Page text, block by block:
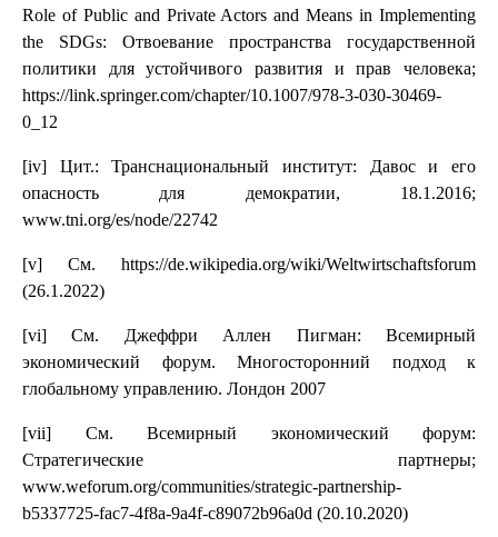
Role of Public and Private Actors and Means in Implementing
the SDGs: Отвоевание пространства государственной
политики для устойчивого развития и прав человека;
https://link.springer.com/chapter/10.1007/978-3-030-30469-
0_12
[iv] Цит.: Транснациональный институт: Давос и его
опасность для демократии, 18.1.2016;
www.tni.org/es/node/22742
[v] См. https://de.wikipedia.org/wiki/Weltwirtschaftsforum
(26.1.2022)
[vi] См. Джеффри Аллен Пигман: Всемирный
экономический форум. Многосторонний подход к
глобальному управлению. Лондон 2007
[vii] См. Всемирный экономический форум:
Стратегические партнеры;
www.weforum.org/communities/strategic-partnership-
b5337725-fac7-4f8a-9a4f-c89072b96a0d (20.10.2020)